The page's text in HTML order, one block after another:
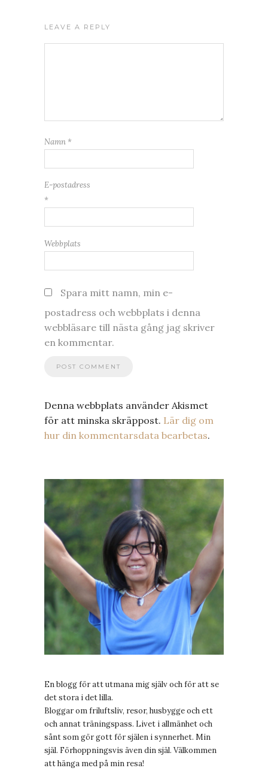
LEAVE A REPLY
Namn *
E-postadress
*
Webbplats
Spara mitt namn, min e-
postadress och webbplats i denna
webbläsare till nästa gång jag skriver
en kommentar.
Denna webbplats använder Akismet
för att minska skräppost. Lär dig om
hur din kommentarsdata bearbetas.
En blogg för att utmana mig själv och för att se
det stora i det lilla.
Bloggar om friluftsliv, resor, husbygge och ett
och annat träningspass. Livet i allmänhet och
sånt som gör gott för själen i synnerhet. Min
själ. Förhoppningsvis även din själ. Välkommen
att hänga med på min resa!